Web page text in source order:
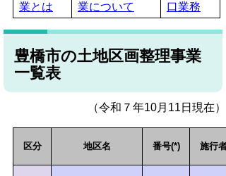
業とは
業について
口業務
豊橋市の土地区画整理事業
一覧表
（令和７年10月11日現在）
区分 地区名 番号(*) 施行者